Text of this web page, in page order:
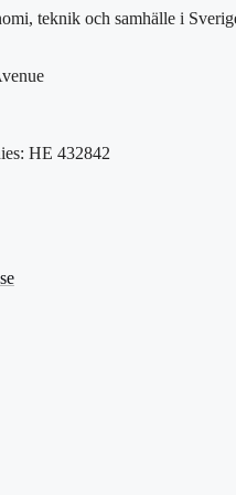
teknik och samhälle i
HE 432842